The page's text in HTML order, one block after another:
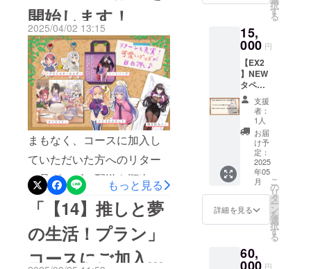
ます。お手数をおかけいた
しますが、該当するコース
の加入者様はメッセージを
ご確認いただきますようお
願いいたします。なお、誠
に勝手ながら、データのダ
ウンロード期限は【2026年
4月30日】までとさせていた
だきます。恐れ入ります
が、それまでにダウンロー
ドをお済ませいただくよう
何卒よろしくお願いいたし
ます。また、グッズのリ
開始します！
2025/04/02 13:15
まもなく、コースに加入し
ていただいた方へのリター
ン品グッズの配送を順次開
始いたします。グッズのお
届けを長らくお待たせして
しまい申し訳ございませ
ん。遅くとも4月中にはお届
もっと見る
「【14】推しと夢
の生活！プラン」
コースにご加入い
ル」様
描き下
ろし
の、
「Lusty
*Kiss
Product
ion」
キャラ
いずれ
かのイ
ラスト
が入っ
たアク
リルス
タンド
です。
「ディ
アちゃ
択
す
る
15,
000 円
【EX2
】NEW
タペス
トリー
プラン
（15,00
0円） ■
アクリ
ルスタ
ンド
「アン
ジーさ
ん」の
イラス
トが
トリー
です。
支援
者：
1人
お届
け予
定：
2025
年05
月
詳細を見る
こ
の
リ
タ
ー
ン
を
選
択
す
る
60,
円